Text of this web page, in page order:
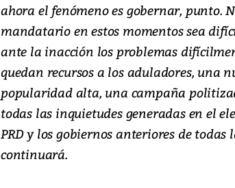
ahora el fenómeno es gobernar, punto.
mandatario en estos momentos sea
ante la inacción los problemas
quedan recursos a los aduladores, una
popularidad alta, una campaña
todas las inquietudes generadas en el
PRD y los gobiernos anteriores de
continuará.